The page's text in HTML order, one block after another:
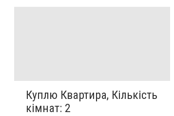
Куплю Квартира, Кількість
кімнат: 2